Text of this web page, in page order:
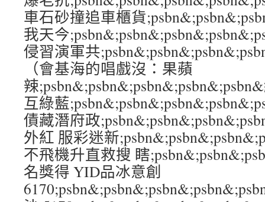
車石砂撞追車櫃貨
我天今
侵習演軍共
（會基海的唱戲沒：果蘋
辣
互綠藍
債藏潛府政
外紅 服彩迷新
不飛機升直救搜 瞎
名獎得 YID品冰意創